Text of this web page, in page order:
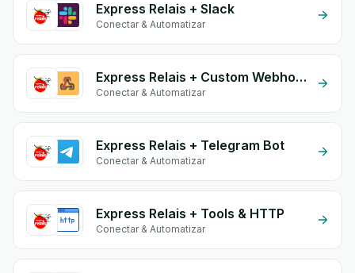
Express Relais + Slack
Conectar & Automatizar
Express Relais + Custom Webhook
Conectar & Automatizar
Express Relais + Telegram Bot
Conectar & Automatizar
Express Relais + Tools & HTTP
Conectar & Automatizar